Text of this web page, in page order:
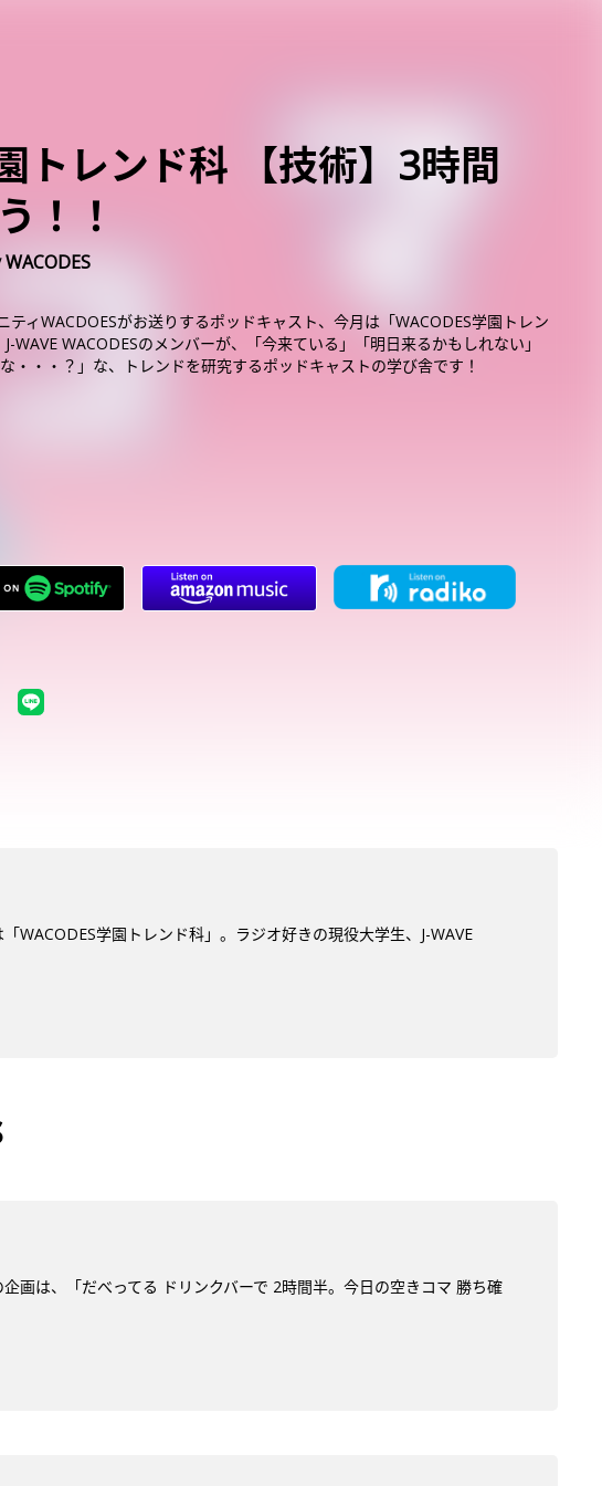
トレンド科 【技術】3時間
！！
ティWACDOESがお送りするポッドキャスト、今月は「WACODES学園トレン
WAVE WACODESのメンバーが、「今来ている」「明日来るかもしれない」
・・・？」な、トレンドを研究するポッドキャストの学び舎です！
WACODES学園トレンド科」。ラジオ好きの現役大学生、J-WAVE
画は、「だべってる ドリンクバーで 2時間半。今日の空きコマ 勝ち確